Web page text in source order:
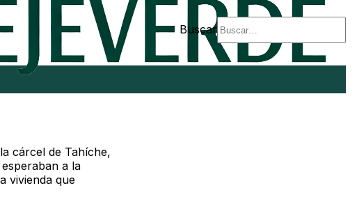
Buscar
cárcel de Tahíche,
a la
vivienda que